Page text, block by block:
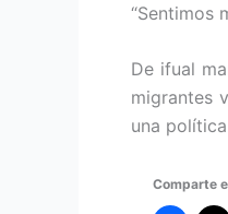
“Sentimos
De ifual
migrantes
una
Comparte